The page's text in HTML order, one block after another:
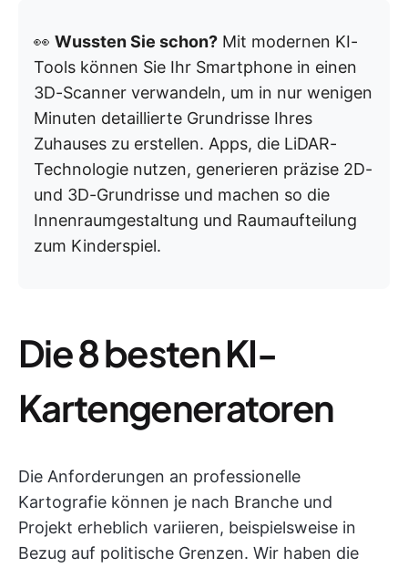
👀 Wussten Sie schon? Mit modernen KI-
Tools können Sie Ihr Smartphone in einen
3D-Scanner verwandeln, um in nur wenigen
Minuten detaillierte Grundrisse Ihres
Zuhauses zu erstellen. Apps, die LiDAR-
Technologie nutzen, generieren präzise 2D-
und 3D-Grundrisse und machen so die
Innenraumgestaltung und Raumaufteilung
zum Kinderspiel.
Die 8 besten KI-
Kartengeneratoren
Die Anforderungen an professionelle
Kartografie können je nach Branche und
Projekt erheblich variieren, beispielsweise in
Bezug auf politische Grenzen. Wir haben die